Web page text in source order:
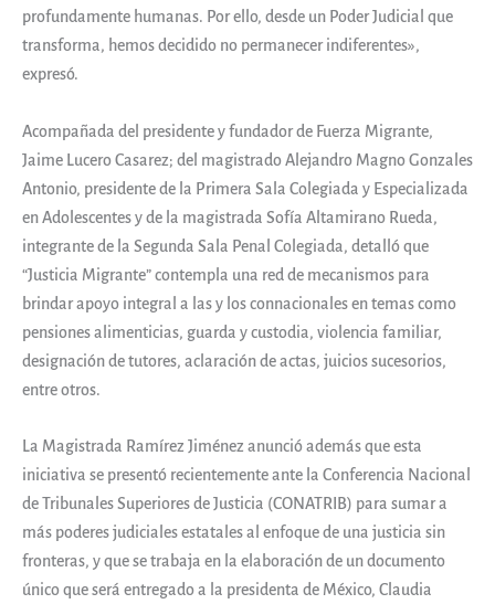
profundamente humanas. Por ello, desde un Poder Judicial que
transforma, hemos decidido no permanecer indiferentes»,
expresó.
Acompañada del presidente y fundador de Fuerza Migrante,
Jaime Lucero Casarez; del magistrado Alejandro Magno Gonzales
Antonio, presidente de la Primera Sala Colegiada y Especializada
en Adolescentes y de la magistrada Sofía Altamirano Rueda,
integrante de la Segunda Sala Penal Colegiada, detalló que
“Justicia Migrante” contempla una red de mecanismos para
brindar apoyo integral a las y los connacionales en temas como
pensiones alimenticias, guarda y custodia, violencia familiar,
designación de tutores, aclaración de actas, juicios sucesorios,
entre otros.
La Magistrada Ramírez Jiménez anunció además que esta
iniciativa se presentó recientemente ante la Conferencia Nacional
de Tribunales Superiores de Justicia (CONATRIB) para sumar a
más poderes judiciales estatales al enfoque de una justicia sin
fronteras, y que se trabaja en la elaboración de un documento
único que será entregado a la presidenta de México, Claudia